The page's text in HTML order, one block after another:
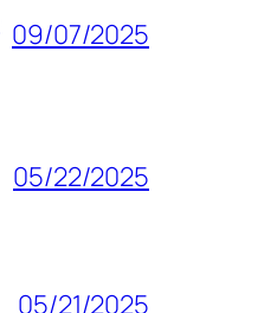
09/07/2025
05/22/2025
05/21/2025